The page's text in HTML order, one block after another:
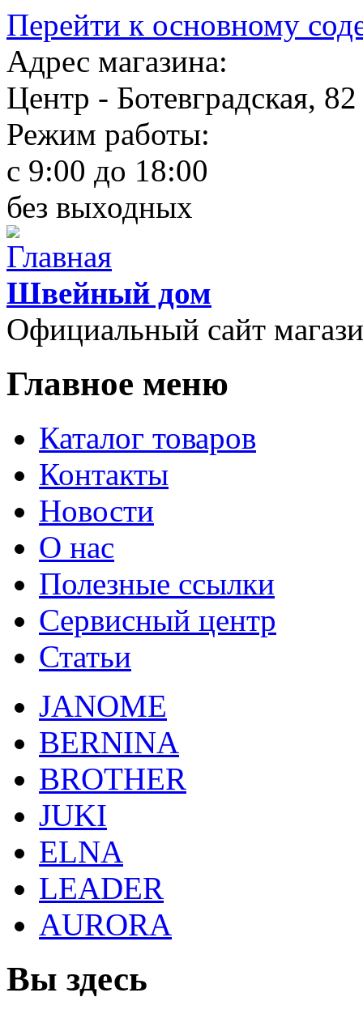
Перейти к основному
Адрес магазина:
Центр - Ботевградская, 82
Режим работы:
c 9:00 до 18:00
без выходных
Швейный дом
Официальный сайт
Главное меню
Каталог товаров
Контакты
Новости
О нас
Полезные ссылки
Сервисный центр
Статьи
JANOME
BERNINA
BROTHER
JUKI
ELNA
LEADER
AURORA
Вы здесь